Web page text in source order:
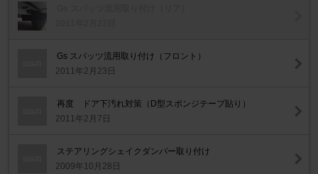
Gs スパッツ流用取り付け（フロント）
2011年2月23日
再度 ドア下汚れ対策（D型スポンジテープ貼り）
2011年2月7日
ステアリングシェイクダンパー取り付け
2009年10月28日